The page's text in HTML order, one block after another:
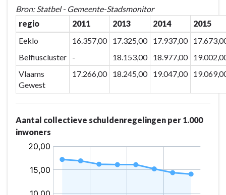
Bron: Statbel - Gemeente-Stadsmonitor
regio
2011 2013 2014
2015
Eeklo
16.357,00 17.325,00 17.937,00
Belfiuscluster
- 18.153,00 18.977,00
Vlaams
Gewest
17.266,00 18.245,00 19.047,00
Aantal collectieve schuldenregelingen per 1.000
inwoners